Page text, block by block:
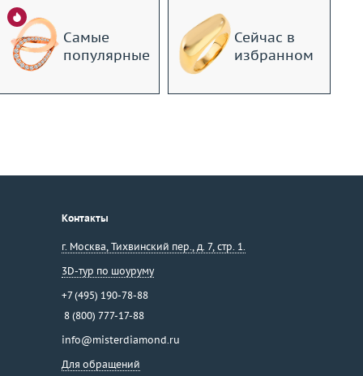
Самые
популярные
Сейчас в
избранном
Контакты
г. Москва, Тихвинский пер., д. 7, стр. 1.
3D-тур по шоуруму
+7 (495) 190-78-88
8 (800) 777-17-88
info@misterdiamond.ru
Для обращений